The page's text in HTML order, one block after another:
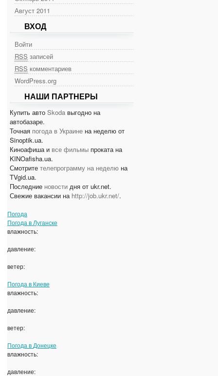
Август 2011
ВХОД
Войти
RSS записей
RSS комментариев
WordPress.org
НАШИ ПАРТНЕРЫ
Купить авто Skoda выгодно на
автобазаре.
Точная погода в Украине на неделю от
Sinoptik.ua.
Киноафиша и все фильмы проката на
KINOafisha.ua.
Смотрите телепрограмму на неделю на
TVgid.ua.
Последние новости дня от ukr.net.
Свежие вакансии на http://job.ukr.net/.
Погода
Погода в Луганске
влажность:
давление:
ветер:
Погода в Киеве
влажность:
давление:
ветер:
Погода в Донецке
влажность:
давление: